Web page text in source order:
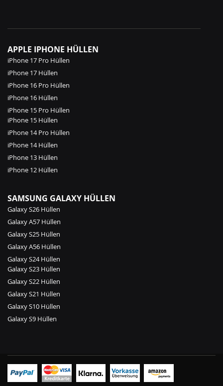
APPLE IPHONE HÜLLEN
iPhone 17 Pro Hüllen
iPhone 17 Hüllen
iPhone 16 Pro Hüllen
iPhone 16 Hüllen
iPhone 15 Pro Hüllen
iPhone 15 Hüllen
iPhone 14 Pro Hüllen
iPhone 14 Hüllen
iPhone 13 Hüllen
iPhone 12 Hüllen
SAMSUNG GALAXY HÜLLEN
Galaxy S26 Hüllen
Galaxy A57 Hüllen
Galaxy S25 Hüllen
Galaxy A56 Hüllen
Galaxy S24 Hüllen
Galaxy S23 Hüllen
Galaxy S22 Hüllen
Galaxy S21 Hüllen
Galaxy S10 Hüllen
Galaxy S9 Hüllen